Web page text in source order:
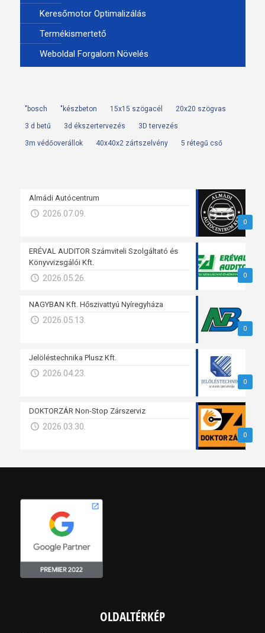
Keresőmotor Optimalizálás
Termékismertető
Weboldal Forgalom Növelés
"bosch "készbeton 15x15 szögacél 20x20 szögvas
3 d betű 3d ékszertervezés 3D tervezés
3m védőoverállok 40x40x2 zártszelvény 5 rétegű cső
0
Almádi Autócentrum
2026.07.09.
0
ERÉVAL AUDITOR Számviteli Szolgáltató és
Könyvvizsgálói Kft.
2026.05.26.
0
NAGYBAN Kft. Hőszivattyú Nyíregyháza
2026.05.13.
0
Jelöléstechnika Plusz Kft.
2026.04.23.
0
DOKTORZÁR Non-Stop Zárszerviz
2026.03.30.
OLDALTÉRKÉP